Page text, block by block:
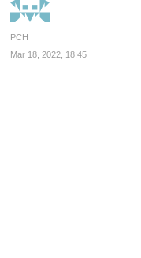
PCH
Mar 18, 2022, 18:45